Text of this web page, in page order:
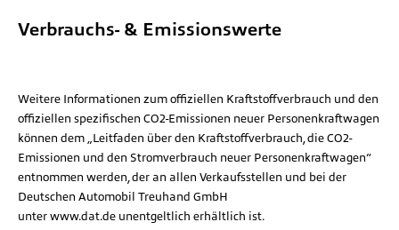
Verbrauchs- & Emissionswerte
Weitere Informationen zum offiziellen Kraftstoffverbrauch und den
offiziellen spezifischen CO2-Emissionen neuer Personenkraftwagen
können dem „Leitfaden über den Kraftstoffverbrauch, die CO2-
Emissionen und den Stromverbrauch neuer Personenkraftwagen“
entnommen werden, der an allen Verkaufsstellen und bei der
Deutschen Automobil Treuhand GmbH
unter www.dat.de unentgeltlich erhältlich ist.